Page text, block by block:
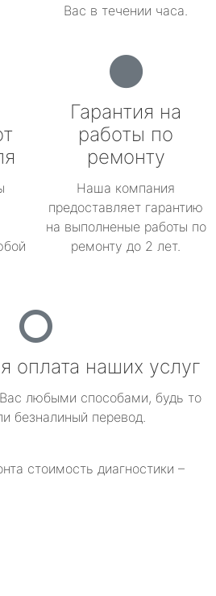
Вас в течении часа.
Гарантия на
работы по
ремонту
Наша компания
предоставляет гарантию
на выполненые работы по
ремонту до 2 лет.
оплата наших услуг
любыми способами, будь то
безналиный перевод.
стоимость диагностики –